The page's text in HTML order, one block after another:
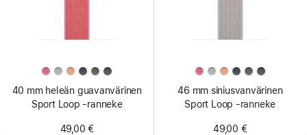
40 mm heleän guavan­värinen
Sport Loop ‑ranneke
49,00 €
46 mm siniusvan­värinen
Sport Loop ‑ranneke
49,00 €